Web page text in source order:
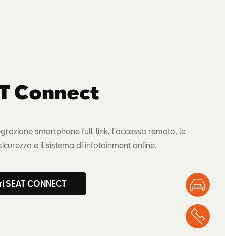
Connect
smartphone full-link, l'accesso remoto, le
e il sistema di infotainment online.
SEAT CONNECT